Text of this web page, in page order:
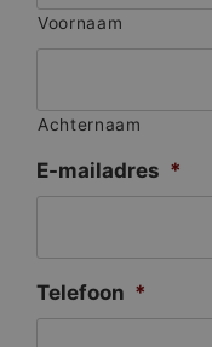
Voornaam
Achternaam
E-mailadres *
Telefoon *